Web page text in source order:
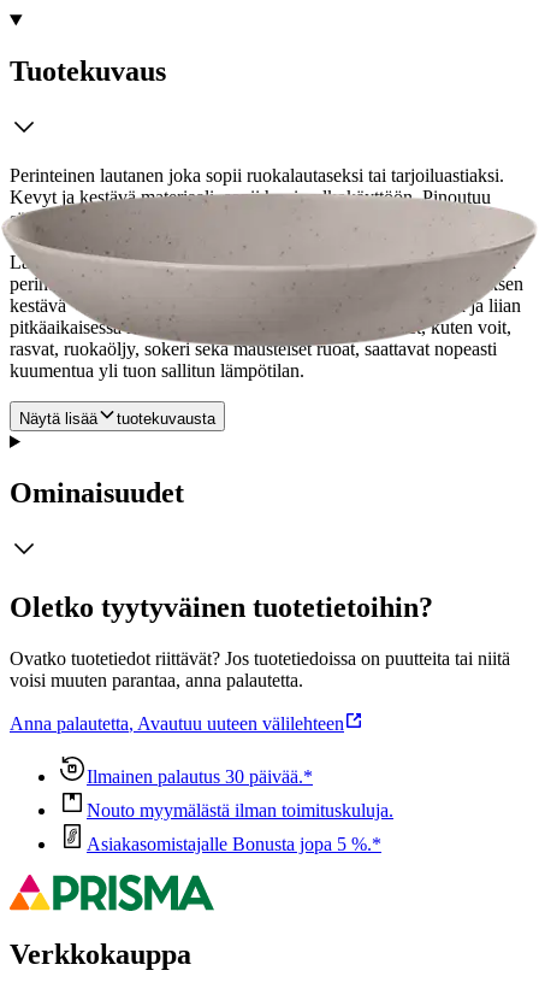
Tuotekuvaus
Perinteinen lautanen joka sopii ruokalautaseksi tai tarjoiluastiaksi.
Kevyt ja kestävä materiaali, sopii hyvin ulkokäyttöön. Pinoutuu
säilytystilan säästämiseksi. Valmistettu BPA-vapaasta materiaalista.
Valmistettu biopohjaisesta, sokeriruo’osta tehdystä materiaalista.
Lautasen hiilijalanjälki on yli 80 % pienempi verrattuna vastaavaan
perinteisestä muovista valmistettuun tuotteeseen. Mikrolämmityksen
kestävä +100 °C:een saakka.
Huomioithan, että tehokkaassa ja liian
pitkäaikaisessa mikrolämmityksessä tietyt ruoka-aineet, kuten voit,
rasvat, ruokaöljy, sokeri sekä mausteiset ruoat, saattavat nopeasti
kuumentua yli tuon sallitun lämpötilan.
Näytä lisää tuotekuvausta
Ominaisuudet
Oletko tyytyväinen tuotetietoihin?
Ovatko tuotetiedot riittävät? Jos tuotetiedoissa on puutteita tai niitä
voisi muuten parantaa, anna palautetta.
Anna palautetta, Avautuu uuteen välilehteen
Ilmainen palautus 30 päivää.*
Nouto myymälästä ilman toimituskuluja.
Asiakasomistajalle Bonusta jopa 5 %.*
Verkkokauppa